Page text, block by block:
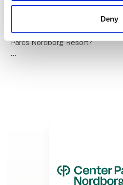
Deny
Vil du være en af de første til at
Parcs Nordborg Resort?